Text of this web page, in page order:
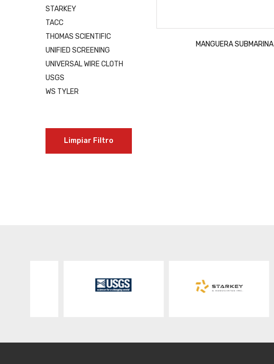
STARKEY
TACC
THOMAS SCIENTIFIC
UNIFIED SCREENING
UNIVERSAL WIRE CLOTH
USGS
WS TYLER
Limpiar Filtro
MANGUERA SUBMARINA